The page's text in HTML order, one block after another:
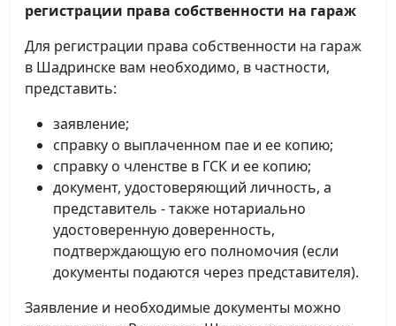
регистрации права собственности на гараж
Для регистрации права собственности на гараж
в Шадринске вам необходимо, в частности,
представить:
заявление;
справку о выплаченном пае и ее копию;
справку о членстве в ГСК и ее копию;
документ, удостоверяющий личность, а
представитель - также нотариально
удостоверенную доверенность,
подтверждающую его полномочия (если
документы подаются через представителя).
Заявление и необходимые документы можно